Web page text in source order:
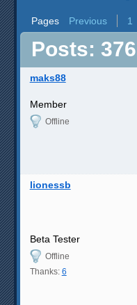
Pages Previous 1
Posts:
maks88
Member
Offline
lionessb
Beta Tester
Offline
Thanks: 6